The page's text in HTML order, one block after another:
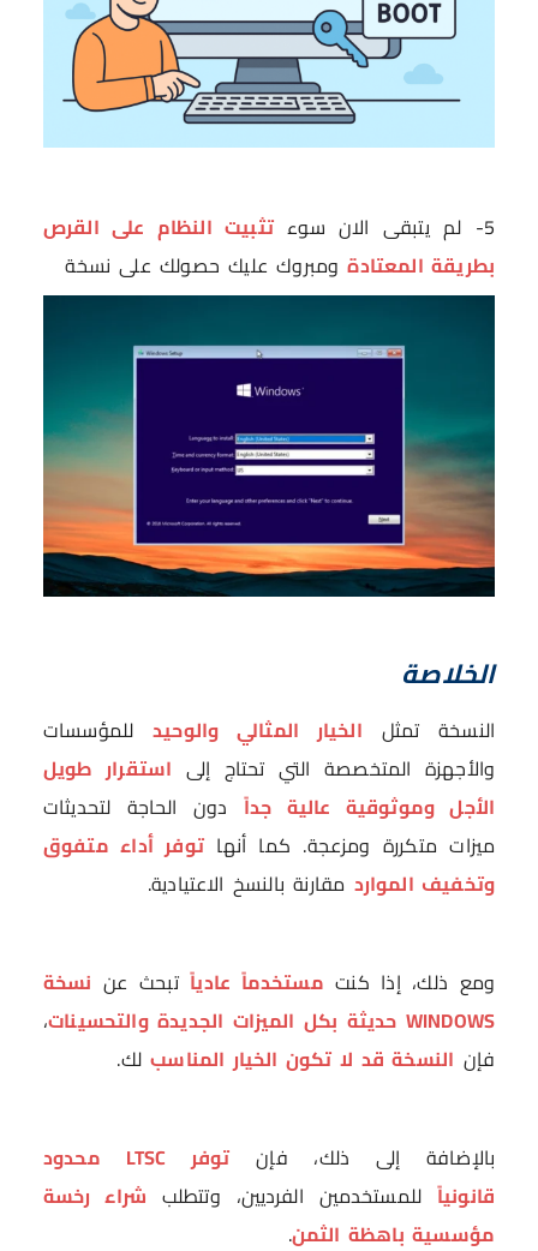
5- لم يتبقى الان سوء
تثبيت النظام على القرص
بطريقة المعتادةومبروك عليك حصولك على نسخة
الخلاصة
النسخة تمثل الخيار المثالي والوحيدللمؤسسات
والأجهزة المتخصصة التي تحتاج إلى استقرار طويل
الأجل وموثوقية عالية جداً دون الحاجة لتحديثات
ميزات متكررة ومزعجة. كما أنهاتوفر أداء متفوق
وتخفيف الموارد مقارنة بالنسخ الاعتيادية.
ومع ذلك، إذا كنت مستخدماً عادياًتبحث عن نسخة
WINDOWS حديثة بكل الميزات الجديدة والتحسينات
،
فإن النسخة قد لا تكون الخيار المناسبلك.
بالإضافة إلى ذلك، فإن
توفر LTSC محدود
قانونياً للمستخدمين الفرديين، وتتطلب شراء رخسة
مؤسسية باهظة الثمن.